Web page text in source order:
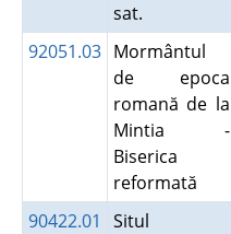
sat.
92051.03 Mormântul
de epoca
romană de la
Mintia -
Biserica
reformată
90422.01
Situl